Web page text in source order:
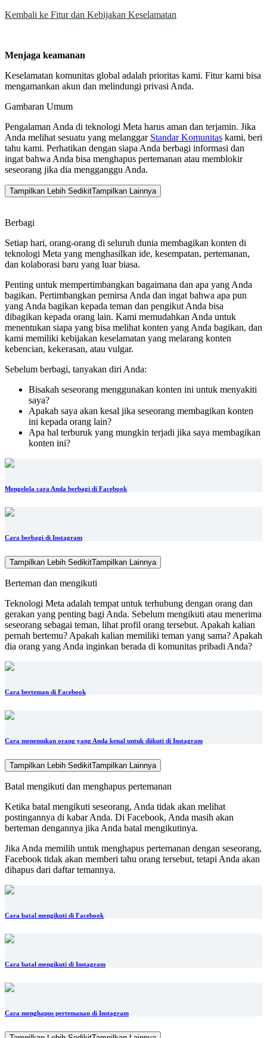
Kembali ke Fitur dan Kebijakan Keselamatan
Menjaga keamanan
Keselamatan komunitas global adalah prioritas kami. Fitur kami bisa
mengamankan akun dan melindungi privasi Anda.
Gambaran Umum
Pengalaman Anda di teknologi Meta harus aman dan terjamin. Jika
Anda melihat sesuatu yang melanggar Standar Komunitas kami, beri
tahu kami. Perhatikan dengan siapa Anda berbagi informasi dan
ingat bahwa Anda bisa menghapus pertemanan atau memblokir
seseorang jika dia mengganggu Anda.
Tampilkan Lebih SedikitTampilkan Lainnya
Berbagi
Setiap hari, orang-orang di seluruh dunia membagikan konten di
teknologi Meta yang menghasilkan ide, kesempatan, pertemanan,
dan kolaborasi baru yang luar biasa.
Penting untuk mempertimbangkan bagaimana dan apa yang Anda
bagikan. Pertimbangkan pemirsa Anda dan ingat bahwa apa pun
yang Anda bagikan kepada teman dan pengikut Anda bisa
dibagikan kepada orang lain. Kami memudahkan Anda untuk
menentukan siapa yang bisa melihat konten yang Anda bagikan, dan
kami memiliki kebijakan keselamatan yang melarang konten
kebencian, kekerasan, atau vulgar.
Sebelum berbagi, tanyakan diri Anda:
Bisakah seseorang menggunakan konten ini untuk menyakiti
saya?
Apakah saya akan kesal jika seseorang membagikan konten
ini kepada orang lain?
Apa hal terburuk yang mungkin terjadi jika saya membagikan
konten ini?
Mengelola cara Anda berbagi di Facebook
Cara berbagi di Instagram
Tampilkan Lebih SedikitTampilkan Lainnya
Berteman dan mengikuti
Teknologi Meta adalah tempat untuk terhubung dengan orang dan
gerakan yang penting bagi Anda. Sebelum mengikuti atau menerima
seseorang sebagai teman, lihat profil orang tersebut. Apakah kalian
pernah bertemu? Apakah kalian memiliki teman yang sama? Apakah
dia orang yang Anda inginkan berada di komunitas pribadi Anda?
Cara berteman di Facebook
Cara menemukan orang yang Anda kenal untuk diikuti di Instagram
Tampilkan Lebih SedikitTampilkan Lainnya
Batal mengikuti dan menghapus pertemanan
Ketika batal mengikuti seseorang, Anda tidak akan melihat
postingannya di kabar Anda. Di Facebook, Anda masih akan
berteman dengannya jika Anda batal mengikutinya.
Jika Anda memilih untuk menghapus pertemanan dengan seseorang,
Facebook tidak akan memberi tahu orang tersebut, tetapi Anda akan
dihapus dari daftar temannya.
Cara batal mengikuti di Facebook
Cara batal mengikuti di Instagram
Cara menghapus pertemanan di Instagram